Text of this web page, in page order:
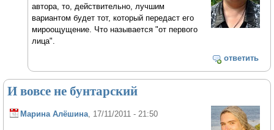
автора, то, действительно, лучшим
вариантом будет тот, который передаст его
мироощущение. Что называется "от первого
лица".
ответить
И вовсе не бунтарский
Марина Алёшина , 17/11/2011 - 21:50